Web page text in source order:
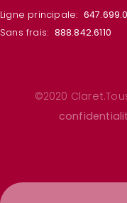
Ligne principale:
Sans frais: 888.842.6110
©2020